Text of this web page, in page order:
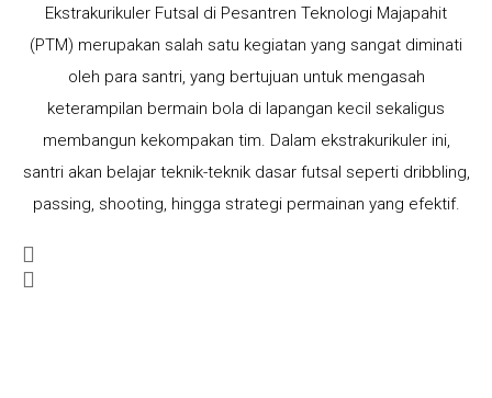
Ekstrakurikuler Futsal di Pesantren Teknologi Majapahit
(PTM) merupakan salah satu kegiatan yang sangat diminati
oleh para santri, yang bertujuan untuk mengasah
keterampilan bermain bola di lapangan kecil sekaligus
membangun kekompakan tim. Dalam ekstrakurikuler ini,
santri akan belajar teknik-teknik dasar futsal seperti dribbling,
passing, shooting, hingga strategi permainan yang efektif.